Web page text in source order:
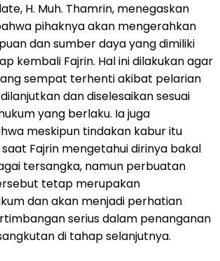
H. Muh. Thamrin, menegaskan
pihaknya akan mengerahkan
dan sumber daya yang dimiliki
kembali Fajrin. Hal ini dilakukan agar
sempat terhenti akibat pelarian
dan diselesaikan sesuai
yang berlaku. Ia juga
meskipun tindakan kabur itu
Fajrin mengetahui dirinya bakal
tersangka, namun perbuatan
tetap merupakan
dan akan menjadi perhatian
serius dalam penanganan
di tahap selanjutnya.